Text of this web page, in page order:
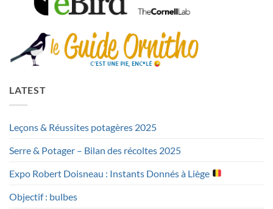
LATEST
Leçons & Réussites potagères 2025
Serre & Potager – Bilan des récoltes 2025
Expo Robert Doisneau : Instants Donnés à Liège
Objectif : bulbes